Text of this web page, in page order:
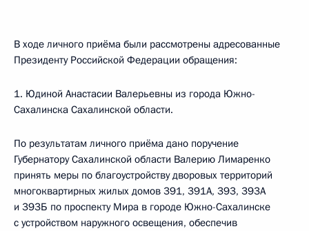
В ходе личного приёма были рассмотрены адресованные
Президенту Российской Федерации обращения:
1. Юдиной Анастасии Валерьевны из города Южно-
Сахалинска Сахалинской области.
По результатам личного приёма дано поручение
Губернатору Сахалинской области Валерию Лимаренко
принять меры по благоустройству дворовых территорий
многоквартирных жилых домов 391, 391А, 393, 393А
и 393Б по проспекту Мира в городе Южно-Сахалинске
с устройством наружного освещения, обеспечив